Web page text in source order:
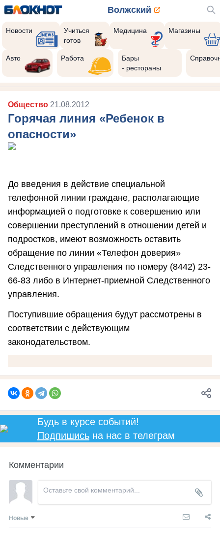
Волжский
Новости
Учиться
готов
Медицина Магазины
Авто Работа
Бары
- рестораны
Общество 21.08.2012
Горячая линия «Ребенок в
опасности»
До введения в действие специальной
телефонной линии граждане, располагающие
информацией о подготовке к совершению или
совершении преступлений в отношении детей и
подростков, имеют возможность оставить
обращение по линии «Телефон доверия»
Следственного управления по номеру (8442) 23-
66-83 либо в Интернет-приемной Следственного
управления.
Поступившие обращения будут рассмотрены в
соответствии с действующим
законодательством.
Будь в курсе событий!
Подпишисьна нас в телеграм
Комментарии
Новые